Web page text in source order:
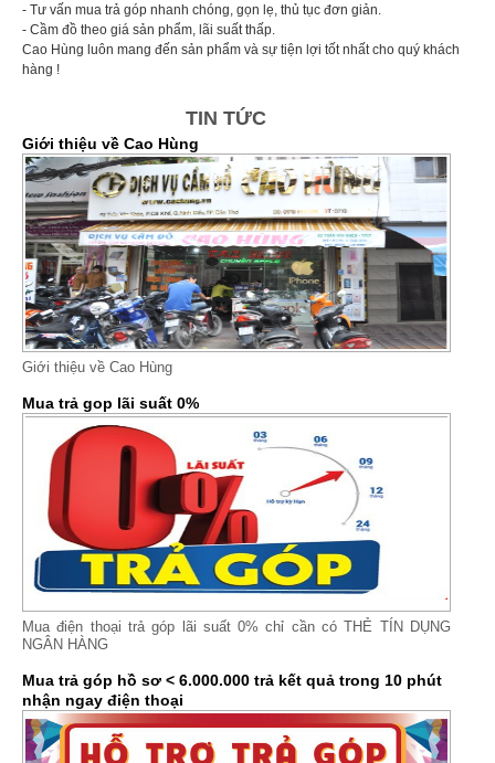
- Tư vấn mua trả góp nhanh chóng, gọn lẹ, thủ tục đơn giản.
- Cầm đồ theo giá sản phẩm, lãi suất thấp.
Cao Hùng luôn mang đến sản phẩm và sự tiện lợi tốt nhất cho quý khách
hàng !
TIN TỨC
Giới thiệu về Cao Hùng
Giới thiệu về Cao Hùng
Mua trả gop lãi suất 0%
Mua điện thoại trả góp lãi suất 0% chỉ cần có THẺ TÍN DỤNG
NGÂN HÀNG
Mua trả góp hồ sơ < 6.000.000 trả kết quả trong 10 phút
nhận ngay điện thoại